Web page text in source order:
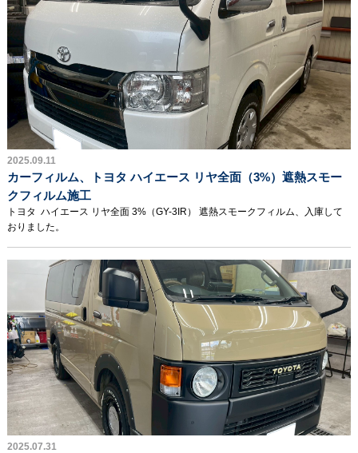
2025.09.11
カーフィルム、トヨタ ハイエース リヤ全面（3%）遮熱スモー
クフィルム施工
トヨタ ハイエース リヤ全面 3%（GY-3IR） 遮熱スモークフィルム、入庫して
おりました。
2025.07.31